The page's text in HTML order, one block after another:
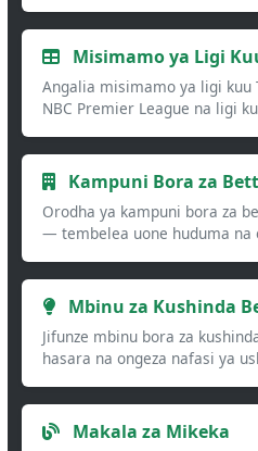
Misimamo ya Ligi
Angalia misimamo ya ligi kuu
NBC Premier League na ligi
Kampuni Bora za
Orodha ya kampuni bora za
— tembelea uone huduma na
Mbinu za Kushinda
Jifunze mbinu bora za
hasara na ongeza nafasi ya
Makala za Mikeka